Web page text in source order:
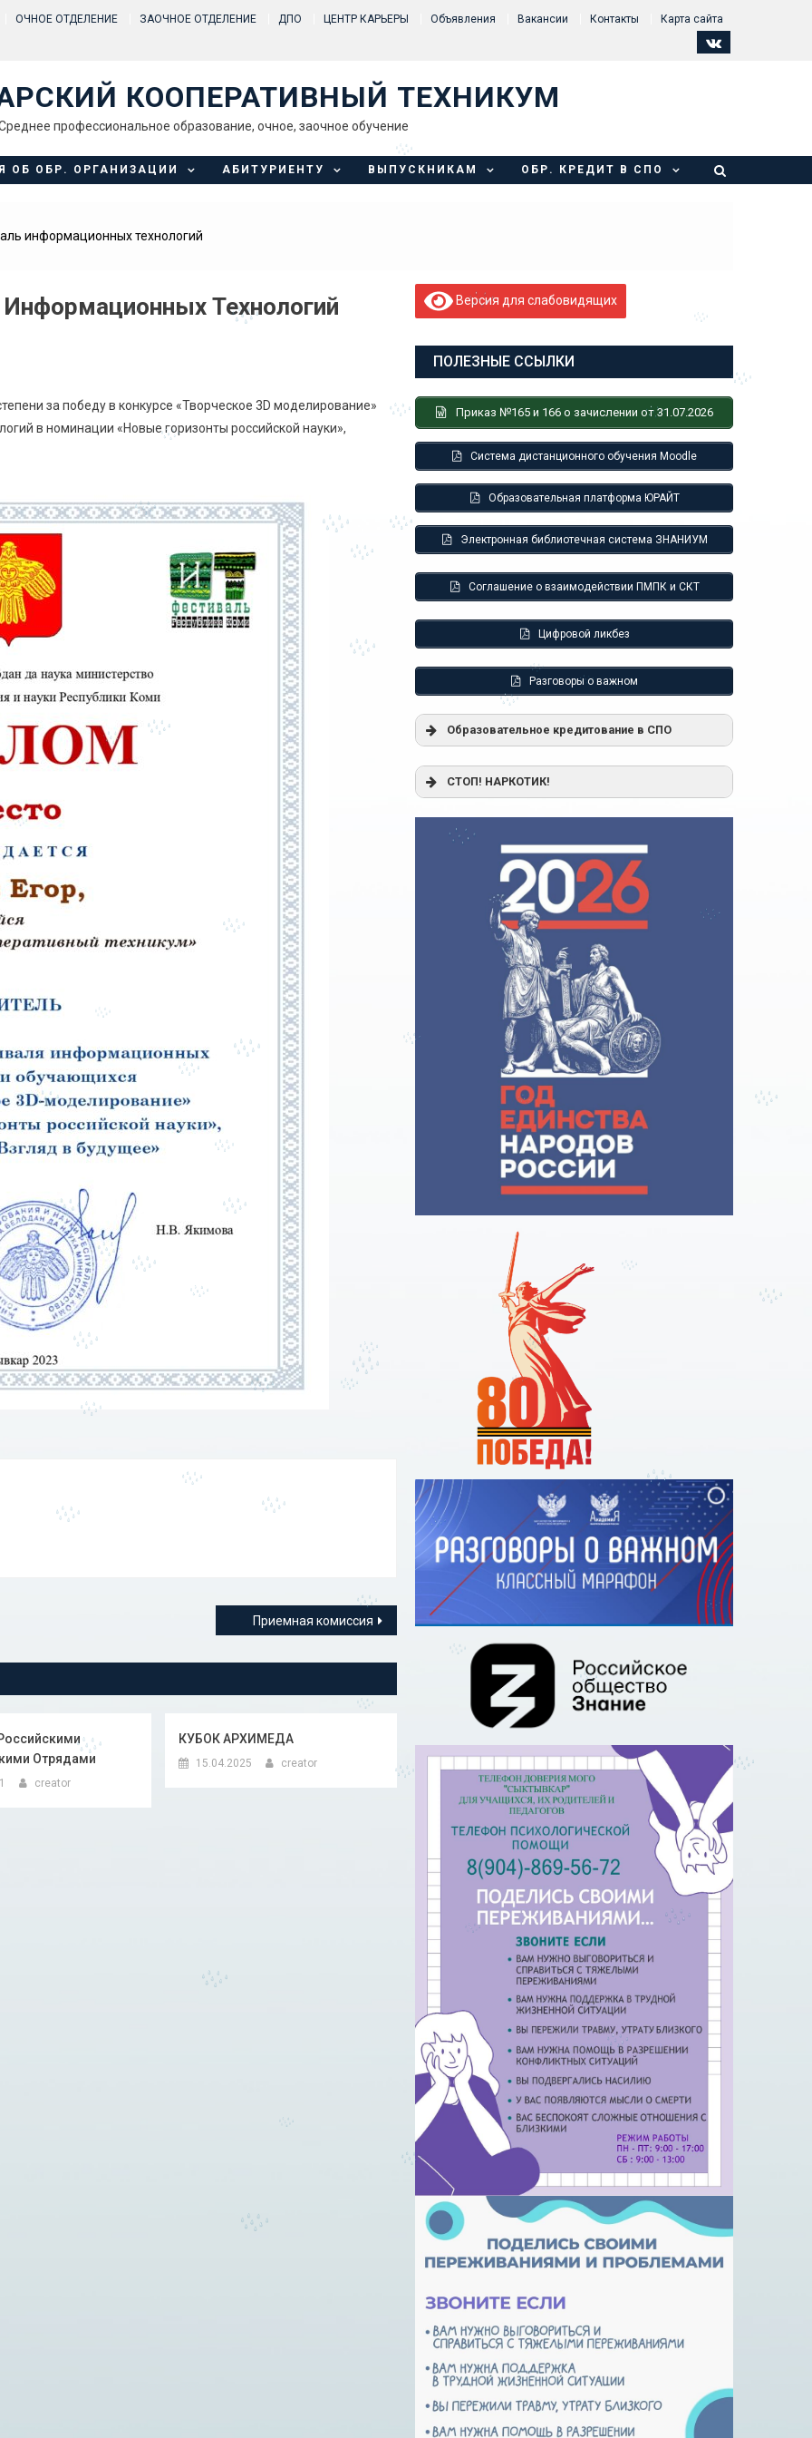
ОЧНОЕ ОТДЕЛЕНИЕ ЗАОЧНОЕ ОТДЕЛЕНИЕ ДПО ЦЕНТР КАРЬЕРЫ Объявления Вакансии Контакты Карта сайта
КООПЕРАТИВНЫЙ ТЕХНИКУМ
профессиональное образование, очное, заочное обучение
ОБ ОБР. ОРГАНИЗАЦИИ АБИТУРИЕНТУ ВЫПУСКНИКАМ ОБР. КРЕДИТ В СПО
информационных технологий
Технологий
за победу в конкурсе «Творческое 3D моделирование»
в номинации «Новые горизонты российской науки»,
Приемная комиссия
Отрядами
creator
КУБОК АРХИМЕДА
15.04.2025 creator
Версия для слабовидящих
ПОЛЕЗНЫЕ ССЫЛКИ
Приказ №165 и 166 о зачислении от 31.07.2026
Система дистанционного обучения Moodle
Образовательная платформа ЮРАЙТ
Электронная библиотечная система ЗНАНИУМ
Соглашение о взаимодействии ПМПК и СКТ
Цифровой ликбез
Разговоры о важном
Образовательное кредитование в СПО
Постановление Правительства РФ от
17.11.2025 г. № 1824 «О государственной
поддержке образовательного кредитования»
Распоряжение Правительства РФ от 17.11.2025
г. № 3326-р
Образовательное кредитование: пособие для
студентов СПО
Кредит на образование с господдержкой
Причины для изменения условий по
образовательному кредиту
СТОП! НАРКОТИК!
Сделай правильный выбор